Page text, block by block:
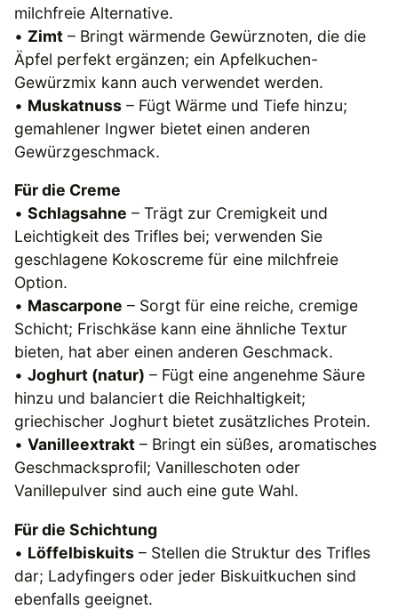
milchfreie Alternative.
• Zimt – Bringt wärmende Gewürznoten, die die
Äpfel perfekt ergänzen; ein Apfelkuchen-
Gewürzmix kann auch verwendet werden.
• Muskatnuss – Fügt Wärme und Tiefe hinzu;
gemahlener Ingwer bietet einen anderen
Gewürzgeschmack.
Für die Creme
• Schlagsahne – Trägt zur Cremigkeit und
Leichtigkeit des Trifles bei; verwenden Sie
geschlagene Kokoscreme für eine milchfreie
Option.
• Mascarpone – Sorgt für eine reiche, cremige
Schicht; Frischkäse kann eine ähnliche Textur
bieten, hat aber einen anderen Geschmack.
• Joghurt (natur) – Fügt eine angenehme Säure
hinzu und balanciert die Reichhaltigkeit;
griechischer Joghurt bietet zusätzliches Protein.
• Vanilleextrakt – Bringt ein süßes, aromatisches
Geschmacksprofil; Vanilleschoten oder
Vanillepulver sind auch eine gute Wahl.
Für die Schichtung
• Löffelbiskuits – Stellen die Struktur des Trifles
dar; Ladyfingers oder jeder Biskuitkuchen sind
ebenfalls geeignet.